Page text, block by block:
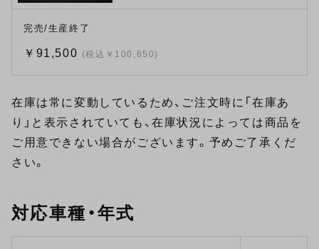
完売/生産終了
￥91,500 (税込￥100,650)
在庫は常に変動しているため、ご注文時に「在庫あ
り」と表示されていても、在庫状況によっては商品を
ご用意できない場合がございます。予めご了承くだ
さい。
対応車種・年式